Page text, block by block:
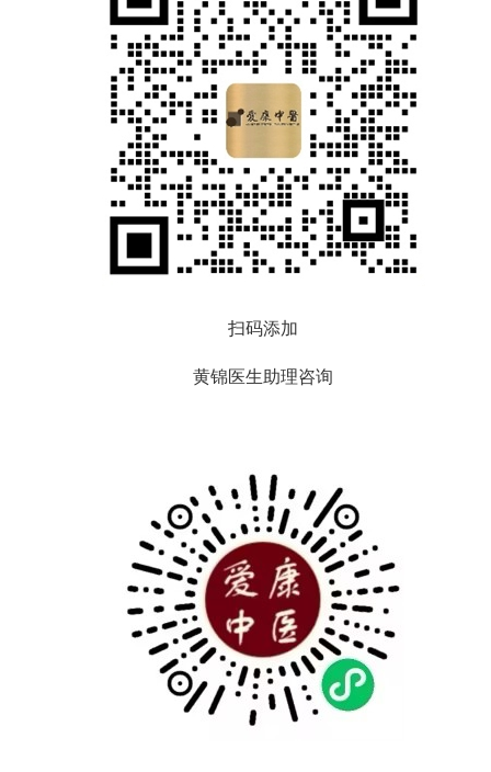
扫码添加
黄锦医生助理咨询